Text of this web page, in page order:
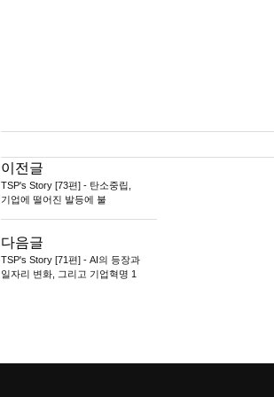
이전글
TSP's Story [73편] - 탄소중립,
기업에 떨어진 발등에 불
다음글
TSP's Story [71편] - AI의 등장과
일자리 변화, 그리고 기업혁명 1